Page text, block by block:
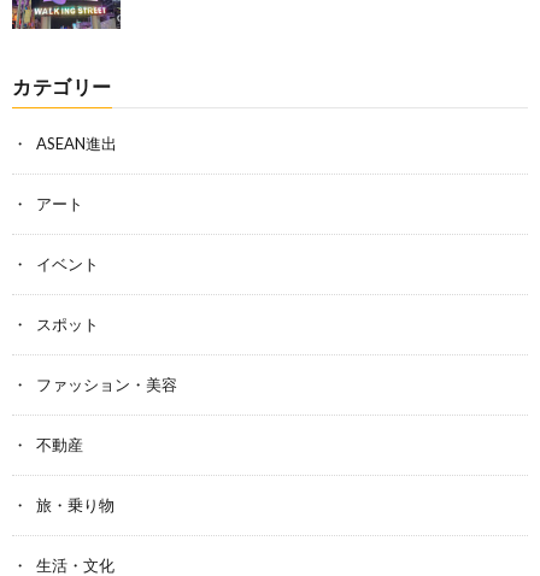
カテゴリー
ASEAN進出
アート
イベント
スポット
ファッション・美容
不動産
旅・乗り物
生活・文化